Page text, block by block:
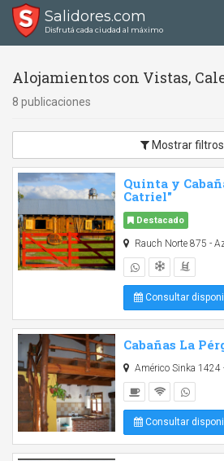
Salidores.com
Disfrutá cada ciudad al máximo
Alojamientos con Vistas,
8 publicaciones
Mostrar filtros
Quinta y
Catriel"
Destacado
Rauch Norte 875 -
Consultar
Cabañas La
Américo Sinka 1424
Consultar